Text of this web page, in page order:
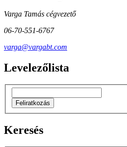
Varga Tamás cégvezető
06-70-551-6767
varga@vargabt.com
Levelezőlista
Keresés